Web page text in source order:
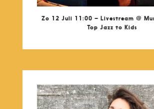
Zo 12 Juli 11:00 – Livestream @
Top Jazz to Kids